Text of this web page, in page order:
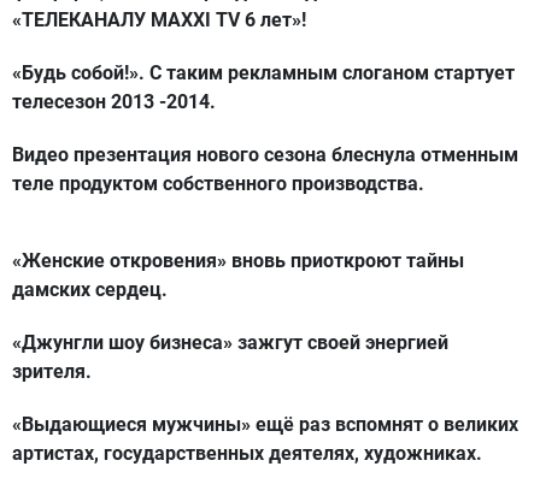
«ТЕЛЕКАНАЛУ MAXXI TV6 лет»!
«Будь собой!». С таким рекламным слоганом стартует
телесезон 2013 -2014.
Видео презентация нового сезона блеснула отменным
теле продуктом собственного производства.
«Женские откровения» вновь приоткроют тайны
дамских сердец.
«Джунгли шоу бизнеса» зажгут своей энергией
зрителя.
«Выдающиеся мужчины» ещё раз вспомнят о великих
артистах, государственных деятелях, художниках.